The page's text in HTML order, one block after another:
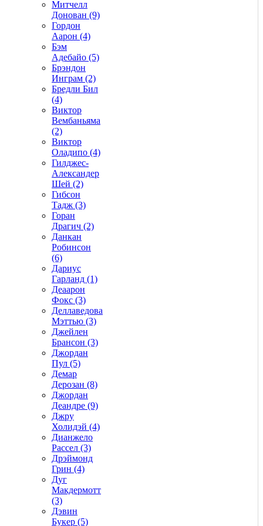
Митчелл
Донован (9)
Гордон
Аарон (4)
Бэм
Адебайо (5)
Брэндон
Инграм (2)
Бредли Бил
(4)
Виктор
Вембаньяма
(2)
Виктор
Оладипо (4)
Гилджес-
Александер
Шей (2)
Гибсон
Тадж (3)
Горан
Драгич (2)
Данкан
Робинсон
(6)
Дариус
Гарланд (1)
Деаарон
Фокс (3)
Деллаведова
Мэттью (3)
Джейлен
Брансон (3)
Джордан
Пул (5)
Демар
Дерозан (8)
Джордан
Деандре (9)
Джру
Холидэй (4)
Дианжело
Рассел (3)
Дрэймонд
Грин (4)
Дуг
Макдермотт
(3)
Дэвин
Букер (5)